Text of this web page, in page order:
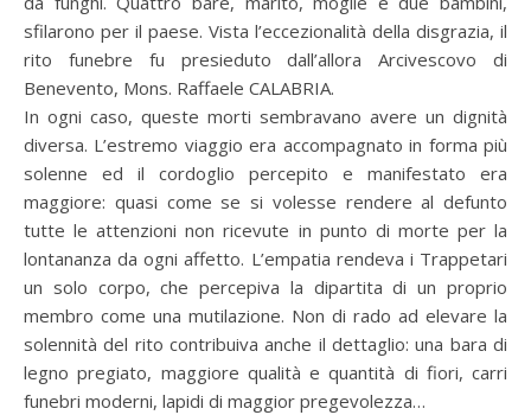
sfilarono per il paese. Vista l’eccezionalità della disgrazia, il
rito funebre fu presieduto dall’allora Arcivescovo di
Benevento, Mons. Raffaele CALABRIA.
In ogni caso, queste morti sembravano avere un dignità
diversa. L’estremo viaggio era accompagnato in forma più
solenne ed il cordoglio percepito e manifestato era
maggiore: quasi come se si volesse rendere al defunto
tutte le attenzioni non ricevute in punto di morte per la
lontananza da ogni affetto. L’empatia rendeva i Trappetari
un solo corpo, che percepiva la dipartita di un proprio
membro come una mutilazione. Non di rado ad elevare la
solennità del rito contribuiva anche il dettaglio: una bara di
legno pregiato, maggiore qualità e quantità di fiori, carri
funebri moderni, lapidi di maggior pregevolezza…